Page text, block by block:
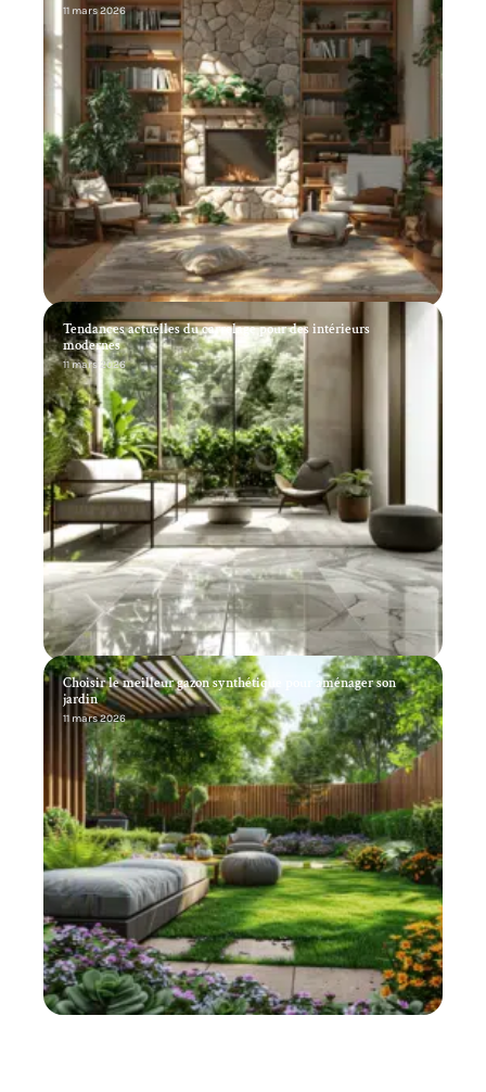
11 mars 2026
Tendances actuelles du carrelage pour des intérieurs
modernes
11 mars 2026
Choisir le meilleur gazon synthétique pour aménager son
jardin
11 mars 2026